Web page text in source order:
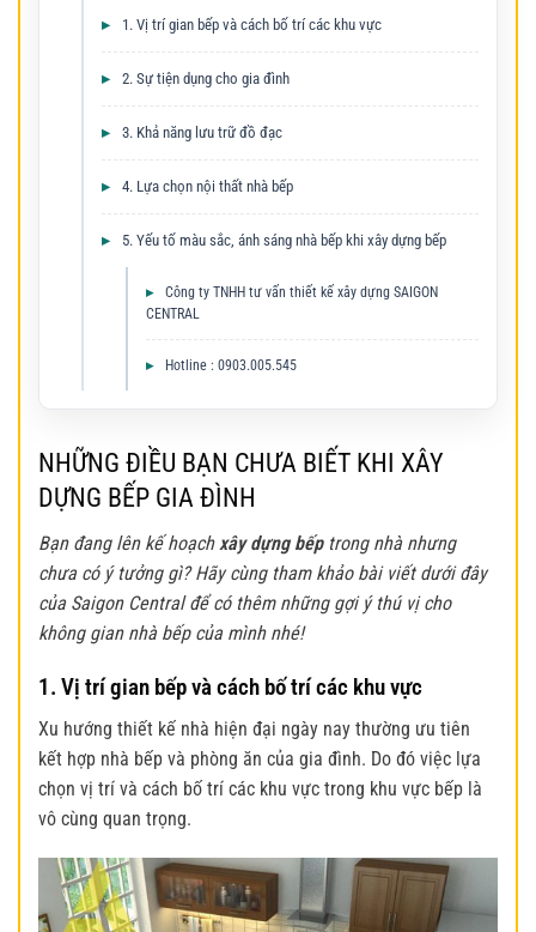
1. Vị trí gian bếp và cách bố trí các khu vực
2. Sự tiện dụng cho gia đình
3. Khả năng lưu trữ đồ đạc
4. Lựa chọn nội thất nhà bếp
5. Yếu tố màu sắc, ánh sáng nhà bếp khi xây dựng bếp
Công ty TNHH tư vấn thiết kế xây dựng SAIGON
CENTRAL
Hotline : 0903.005.545
NHỮNG ĐIỀU BẠN CHƯA BIẾT KHI XÂY
DỰNG BẾP GIA ĐÌNH
Bạn đang lên kế hoạchxây dựng bếp trong nhà nhưng
chưa có ý tưởng gì? Hãy cùng tham khảo bài viết dưới đây
của Saigon Central để có thêm những gợi ý thú vị cho
không gian nhà bếp của mình nhé!
1. Vị trí gian bếp và cách bố trí các khu vực
Xu hướng thiết kế nhà hiện đại ngày nay thường ưu tiên
kết hợp nhà bếp và phòng ăn của gia đình. Do đó việc lựa
chọn vị trí và cách bố trí các khu vực trong khu vực bếp là
vô cùng quan trọng.